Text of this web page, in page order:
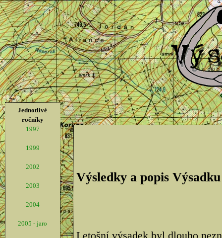
Jednotlivé
ročníky
1997
1999
2002
2003
2004
2005 - jaro
Výsledky a popis Výsadku
Letošní výsadek byl dlouho